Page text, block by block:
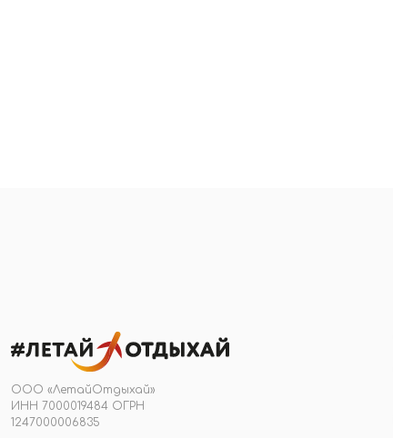
ООО «ЛетайОтдыхай»
ИНН 7000019484 ОГРН
1247000006835